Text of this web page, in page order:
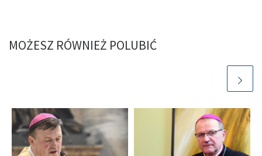
MOŻESZ RÓWNIEŻ POLUBIĆ